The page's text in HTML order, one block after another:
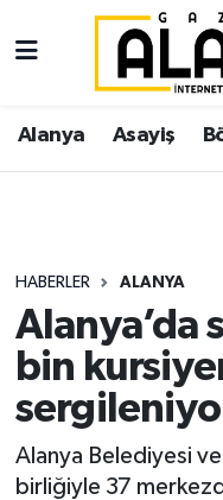
Alanya Asayiş
HABERLER ALANYA
Alanya’da
bin
Alanya Belediyesi
birliğiyle 37
Alanya
Asayiş
Siyaset
Spor
Turizm
Ekonomi
İstanbul
İstanbul Hava
Süper Lig Puan
Tüm Manşetler
Son Dakika
Haber Arşivi